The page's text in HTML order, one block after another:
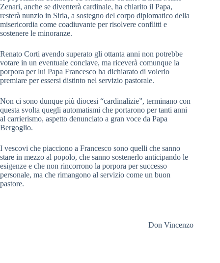
Zenari, anche se diventerà cardinale, ha chiarito il Papa,
resterà nunzio in Siria, a sostegno del corpo diplomatico della
misericordia come coadiuvante per risolvere conflitti e
sostenere le minoranze.
Renato Corti avendo superato gli ottanta anni non potrebbe
votare in un eventuale conclave, ma riceverà comunque la
porpora per lui Papa Francesco ha dichiarato di volerlo
premiare per essersi distinto nel servizio pastorale.
Non ci sono dunque più diocesi “cardinalizie”, terminano con
questa svolta quegli automatismi che portarono per tanti anni
al carrierismo, aspetto denunciato a gran voce da Papa
Bergoglio.
I vescovi che piacciono a Francesco sono quelli che sanno
stare in mezzo al popolo, che sanno sostenerlo anticipando le
esigenze e che non rincorrono la porpora per successo
personale, ma che rimangono al servizio come un buon
pastore.
Don Vincenzo